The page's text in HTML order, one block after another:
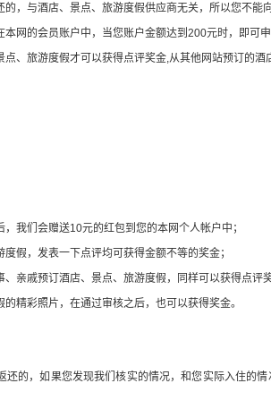
，与酒店、景点、旅游度假供应商无关，所以您不能
网的会员账户中，当您账户金额达到200元时，即可申
、旅游度假才可以获得点评奖金,从其他网站预订的
我们会赠送10元的红包到您的本网个人帐户中；
假，发表一下点评均可获得金额不等的奖金；
亲戚预订酒店、景点、旅游度假，同样可以获得点评奖
精彩照片，在通过审核之后，也可以获得奖金。
还的，如果您发现我们核实的情况，和您实际入住的